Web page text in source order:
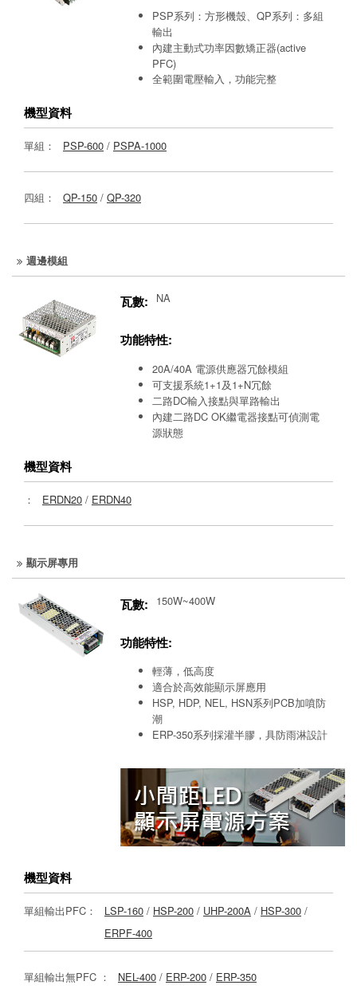
PSP系列：方形機殼、QP系列：多組
輸出
內建主動式功率因數矯正器(active
PFC)
全範圍電壓輸入，功能完整
機型資料
單組： PSP-600 / PSPA-1000
四組： QP-150 / QP-320
週邊模組
瓦數: NA
功能特性:
20A/40A 電源供應器冗餘模組
可支援系統1+1及1+N冗餘
二路DC輸入接點與單路輸出
內建二路DC OK繼電器接點可偵測電
源狀態
機型資料
： ERDN20 / ERDN40
顯示屏專用
瓦數: 150W~400W
功能特性:
輕薄，低高度
適合於高效能顯示屏應用
HSP, HDP, NEL, HSN系列PCB加噴防
潮
ERP-350系列採灌半膠，具防雨淋設計
機型資料
單組輸出PFC： LSP-160 / HSP-200 / UHP-200A / HSP-300 /
ERPF-400
單組輸出無PFC ： NEL-400 / ERP-200 / ERP-350